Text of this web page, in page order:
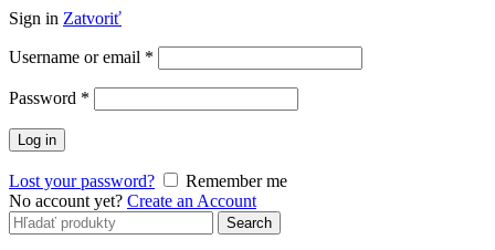
Sign in Zatvoriť
Username or email *
Password *
Log in
Lost your password?
Remember me
No account yet? Create an Account
Search
for:
Search